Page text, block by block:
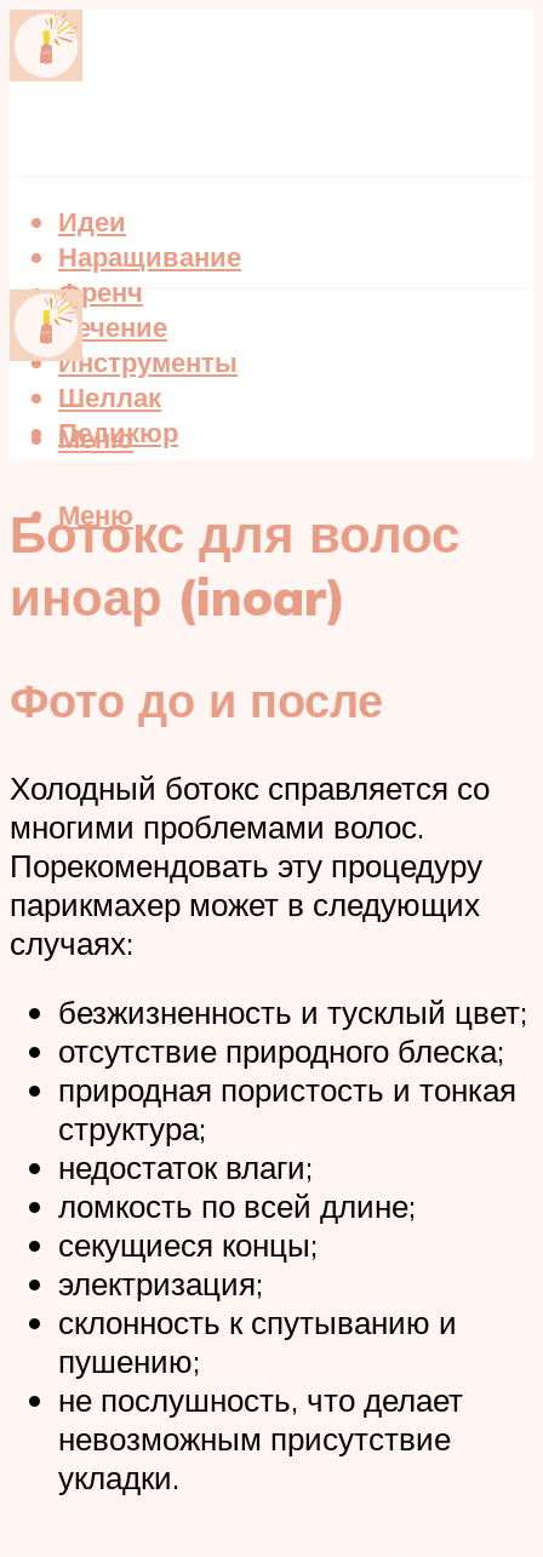
Идеи
Наращивание
Френч
Лечение
Инструменты
Шеллак
Педикюр
Меню
Меню
Ботокс для волос
иноар (inoar)
Фото до и после
Холодный ботокс справляется со
многими проблемами волос.
Порекомендовать эту процедуру
парикмахер может в следующих
случаях:
безжизненность и тусклый цвет;
отсутствие природного блеска;
природная пористость и тонкая
структура;
недостаток влаги;
ломкость по всей длине;
секущиеся концы;
электризация;
склонность к спутыванию и
пушению;
не послушность, что делает
невозможным присутствие
укладки.